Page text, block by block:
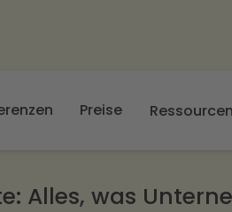
Preise Ressourcen
Alles, was